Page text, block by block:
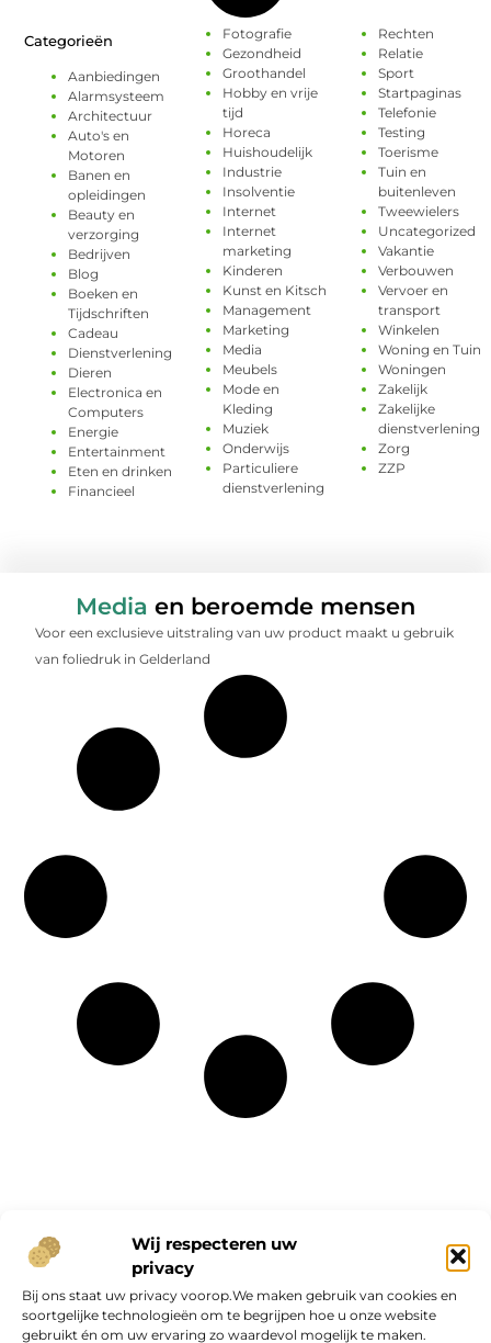
Wij respecteren uw
privacy
Bij ons staat uw privacy voorop.We maken gebruik van cookies en
soortgelijke technologieën om te begrijpen hoe u onze website
gebruikt én om uw ervaring zo waardevol mogelijk te maken.
Categorieën
Aanbiedingen
Alarmsysteem
Architectuur
Auto's en
Motoren
Banen en
opleidingen
Beauty en
verzorging
Bedrijven
Blog
Boeken en
Tijdschriften
Cadeau
Dienstverlening
Dieren
Electronica en
Computers
Energie
Entertainment
Eten en drinken
Financieel
Fotografie
Gezondheid
Groothandel
Hobby en vrije
tijd
Horeca
Huishoudelijk
Industrie
Insolventie
Internet
Internet
marketing
Kinderen
Kunst en Kitsch
Management
Marketing
Media
Meubels
Mode en
Kleding
Muziek
Onderwijs
Particuliere
dienstverlening
Rechten
Relatie
Sport
Startpaginas
Telefonie
Testing
Toerisme
Tuin en
buitenleven
Tweewielers
Uncategorized
Vakantie
Verbouwen
Vervoer en
transport
Winkelen
Woning en Tuin
Woningen
Zakelijk
Zakelijke
dienstverlening
Zorg
ZZP
Media en beroemde mensen
Voor een exclusieve uitstraling van uw product maakt u gebruik
van foliedruk in Gelderland
Onze informatie